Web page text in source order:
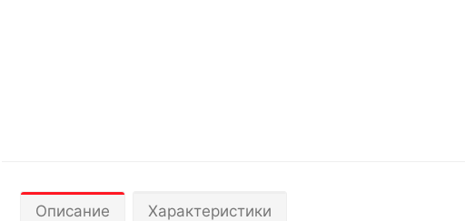
Описание Характеристики